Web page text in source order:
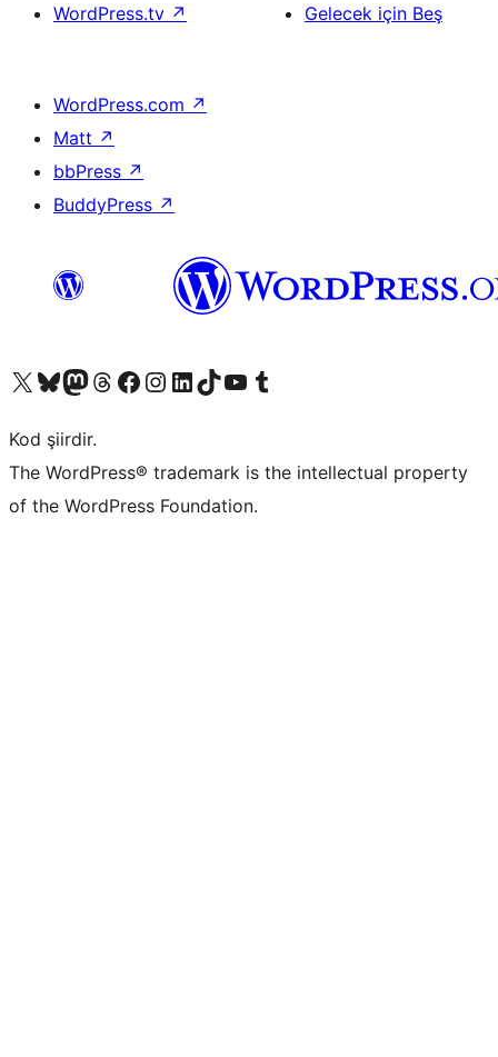
WordPress.tv ↗
Gelecek için Beş
WordPress.com ↗
Matt ↗
bbPress ↗
BuddyPress ↗
X (eski Twitter) hesabımıza bakın
Bluesky hesabımızı ziyaret edinMastodon hesabımızı ziyaret edinThreads hesabımızı ziyaret edinFacebook sayfamızı ziyaret edinInstagram hesabımızı ziyaret edinLinkedIn hesabımızı ziyaret edinTikTok hesabımızı ziyaret edinYouTube kanalımızı ziyaret edinTumblr hesabımızı ziyaret edin
Kod şiirdir.
The WordPress® trademark is the intellectual property
of the WordPress Foundation.